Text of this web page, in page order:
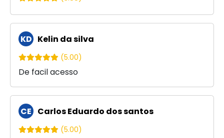
KD Kelin da silva
(5.00)
De facil acesso
CE Carlos Eduardo dos santos
(5.00)